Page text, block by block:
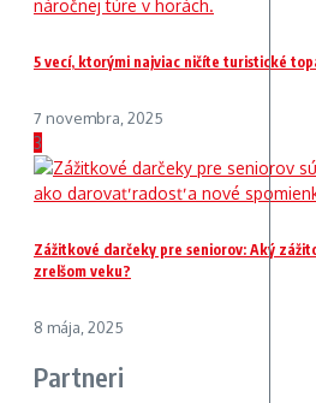
5 vecí, ktorými najviac ničíte turistické
7 novembra, 2025
3
Zážitkové darčeky pre seniorov: Aký
zrelšom veku?
8 mája, 2025
Partneri